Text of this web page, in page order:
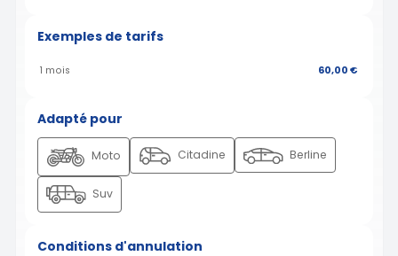
Exemples de tarifs
1 mois 60,00 €
Adapté pour
Moto Citadine Berline
Suv
Conditions d'annulation